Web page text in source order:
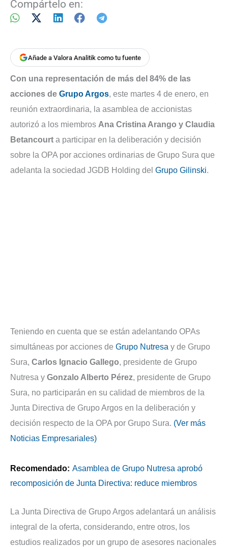
Compártelo en:
Añade a Valora Analitik como tu fuente
Con una representación de más del 84% de las
acciones de Grupo Argos, este martes 4 de enero, en
reunión extraordinaria, la asamblea de accionistas
autorizó a los miembros Ana Cristina Arango y Claudia
Betancourt a participar en la deliberación y decisión
sobre la OPA por acciones ordinarias de Grupo Sura que
adelanta la sociedad JGDB Holding del Grupo Gilinski.
Teniendo en cuenta que se están adelantando OPAs
simultáneas por acciones de Grupo Nutresa y de Grupo
Sura, Carlos Ignacio Gallego, presidente de Grupo
Nutresa y Gonzalo Alberto Pérez, presidente de Grupo
Sura, no participarán en su calidad de miembros de la
Junta Directiva de Grupo Argos en la deliberación y
decisión respecto de la OPA por Grupo Sura. (Ver más
Noticias Empresariales)
Recomendado: Asamblea de Grupo Nutresa aprobó
recomposición de Junta Directiva: reduce miembros
La Junta Directiva de Grupo Argos adelantará un análisis
integral de la oferta, considerando, entre otros, los
estudios realizados por un grupo de asesores nacionales